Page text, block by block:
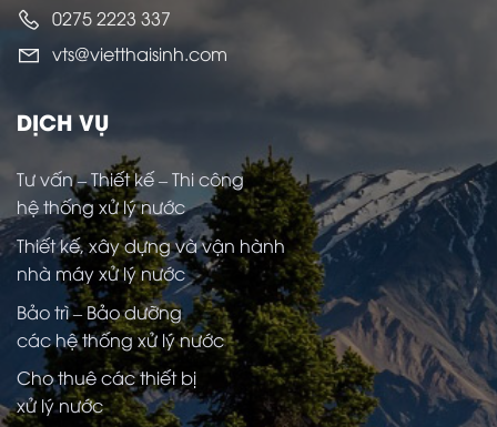
0275 2223 337
vts@vietthaisinh.com
DỊCH VỤ
Tư vấn – Thiết kế – Thi công
hệ thống xử lý nước
Thiết kế, xây dựng và vận hành
nhà máy xử lý nước
Bảo trì – Bảo dưỡng
các hệ thống xử lý nước
Cho thuê các thiết bị
xử lý nước